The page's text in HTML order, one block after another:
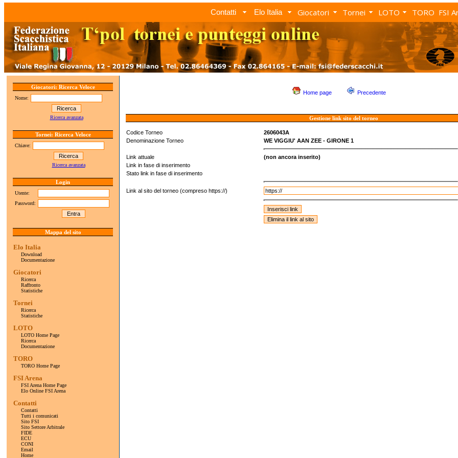
Contatti Elo Italia Giocatori Tornei LOTO TORO FSI
Giocatori: Ricerca Veloce
Nome:
Ricerca avanzata
Tornei: Ricerca Veloce
Chiave:
Ricerca avanzata
Login
Utente:
Password:
Mappa del sito
Elo Italia
Download
Documentazione
Giocatori
Ricerca
Raffronto
Statistiche
Tornei
Ricerca
Statistiche
LOTO
LOTO Home Page
Ricerca
Documentazione
TORO
TORO Home Page
FSI Arena
FSI Arena Home Page
Elo Online FSI Arena
Contatti
Contatti
Tutti i comunicati
Sito FSI
Sito Settore Arbitrale
FIDE
ECU
CONI
Email
Home
Home page Precedente
Gestione link sito del torneo
Codice Torneo
2606043A
Denominazione Torneo
WE VIGGIU' AAN ZEE - GIRONE 1
Link attuale
(non ancora inserito)
Link in fase di inserimento
Stato link in fase di inserimento
Link al sito del torneo (compreso https://)